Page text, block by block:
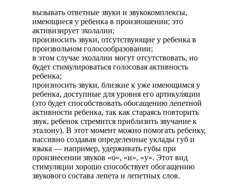
вызывать ответные звуки и звукокомплексы,
имеющиеся у ребенка в произношении; это
активизирует эхолалии;
произносить звуки, отсутствующие у ребенка в
произвольном голосообразовании;
в этом случае эхолалии могут отсутствовать, но
будет стимулироваться голосовая активность
ребенка;
произносить звуки, близкие к уже имеющимся у
ребенка, доступные для уровня его артикуляции
(это будет способствовать обогащению лепетной
активности ребенка, так как стараясь повторить
звук, ребенок стремится приблизить звучание к
эталону). В этот момент можно помогать ребенку,
пассивно создавая определенные уклады губ и
языка — например, удерживать губы при
произнесении звуков «о», «и», «у». Этот вид
стимуляции хорошо способствует обогащению
звукового состава лепета и лепетных слов.